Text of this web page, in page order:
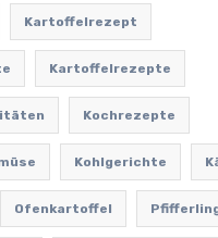
Kartoffelrezept
Kartoffelrezepte
Kochrezepte
Kohlgerichte
Ofenkartoffel